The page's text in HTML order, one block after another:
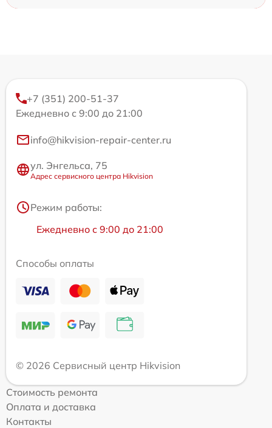
+7 (351) 200-51-37
Ежедневно с 9:00 до 21:00
info@hikvision-repair-center.ru
ул. Энгельса, 75
Адрес сервисного центра Hikvision
Режим работы:
Ежедневно с 9:00 до 21:00
Способы оплаты
© 2026 Сервисный центр Hikvision
Стоимость ремонта
Оплата и доставка
Контакты